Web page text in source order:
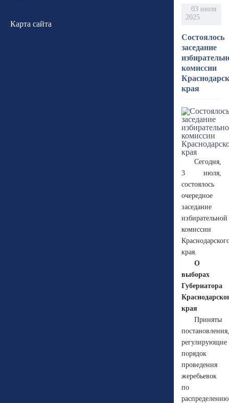
Карта сайта
03 июля
2025
Состоялось
заседание
комиссии
края
Сегодня,
3 июля,
состоялось
очередное
заседание
избирательной
комиссии
края.
О
выборах
Губернатора
края
Приняты
постановления,
регулирующие
порядок
проведения
жеребьевок
по
распределению